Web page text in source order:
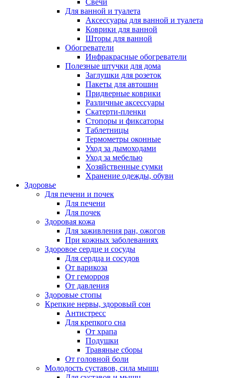
Свечи
Для ванной и туалета
Аксессуары для ванной и туалета
Коврики для ванной
Шторы для ванной
Обогреватели
Инфракрасные обогреватели
Полезные штучки для дома
Заглушки для розеток
Пакеты для автошин
Придверные коврики
Различные аксессуары
Скатерти-пленки
Стопоры и фиксаторы
Таблетницы
Термометры оконные
Уход за дымоходами
Уход за мебелью
Хозяйственные сумки
Хранение одежды, обуви
Здоровье
Для печени и почек
Для печени
Для почек
Здоровая кожа
Для заживления ран, ожогов
При кожных заболеваниях
Здоровое сердце и сосуды
Для сердца и сосудов
От варикоза
От геморроя
От давления
Здоровые стопы
Крепкие нервы, здоровый сон
Антистресс
Для крепкого сна
От храпа
Подушки
Травяные сборы
От головной боли
Молодость суставов, сила мышц